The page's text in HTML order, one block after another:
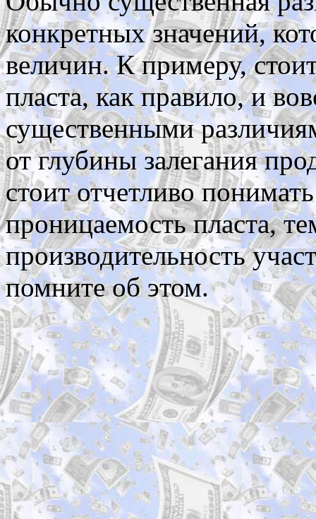
конкретных значений,
величин. К примеру,
пласта, как правило, и
существенными
от глубины залегания
стоит отчетливо
проницаемость пласта,
производительность
помните об этом.